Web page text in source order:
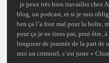
je peux très bien travailler chez
blog, un podcast, et si je suis
ben ça l’a fout mal pour la boîte,
pour ça je ne tiens pas, peut être,
longueur de journée de la part de
moi un criminel, c’est juste «